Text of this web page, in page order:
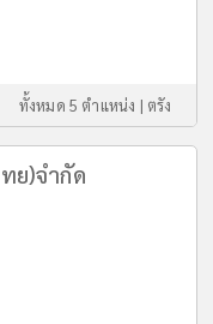
ทั้งหมด 5 ตำแหน่ง | ตรัง
ย)จำกัด